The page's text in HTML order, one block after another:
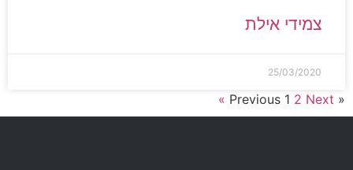
צמידי אילת
25/03/2020
« Previous
1 2 Next »